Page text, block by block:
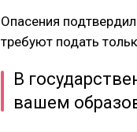
Опасения
требуют подать
В
вашем